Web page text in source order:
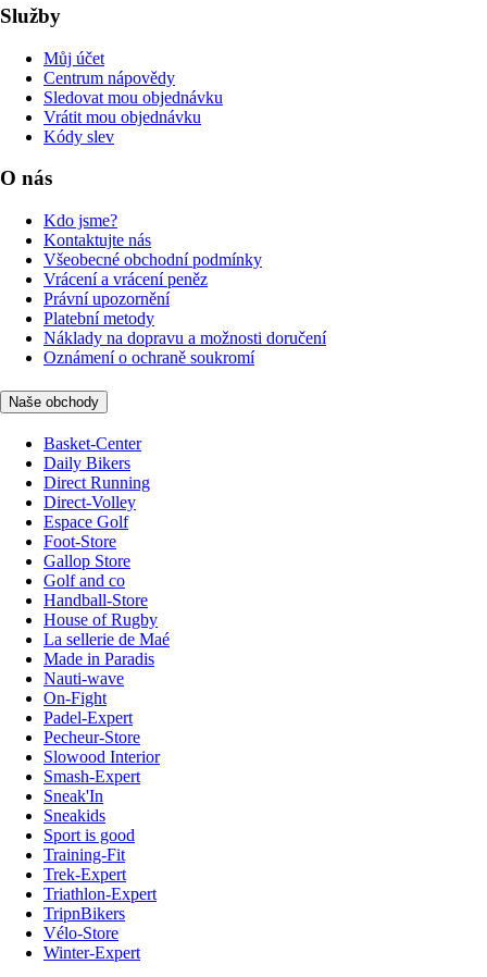
Služby
Můj účet
Centrum nápovědy
Sledovat mou objednávku
Vrátit mou objednávku
Kódy slev
O nás
Kdo jsme?
Kontaktujte nás
Všeobecné obchodní podmínky
Vrácení a vrácení peněz
Právní upozornění
Platební metody
Náklady na dopravu a možnosti doručení
Oznámení o ochraně soukromí
Naše obchody
Basket-Center
Daily Bikers
Direct Running
Direct-Volley
Espace Golf
Foot-Store
Gallop Store
Golf and co
Handball-Store
House of Rugby
La sellerie de Maé
Made in Paradis
Nauti-wave
On-Fight
Padel-Expert
Pecheur-Store
Slowood Interior
Smash-Expert
Sneak'In
Sneakids
Sport is good
Training-Fit
Trek-Expert
Triathlon-Expert
TripnBikers
Vélo-Store
Winter-Expert